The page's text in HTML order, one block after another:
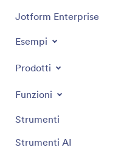
Jotform Enterprise
Esempi
Prodotti
Funzioni
Strumenti
Strumenti AI